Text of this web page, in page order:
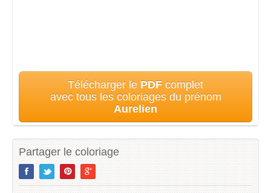
Télécharger le PDF complet
avec tous les coloriages du prénom
Aurelien
Partager le coloriage